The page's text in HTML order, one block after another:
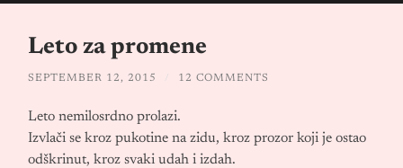
mobile
Leto za promene
SEPTEMBER 12, 2015 / 12 COMMENTS
Leto nemilosrdno prolazi.
Izvlači se kroz pukotine na zidu, kroz prozor koji je ostao
odškrinut, kroz svaki udah i izdah.